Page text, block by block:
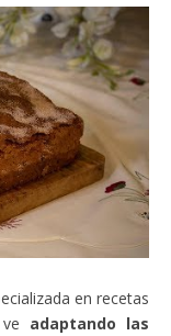
en recetas
adaptando las